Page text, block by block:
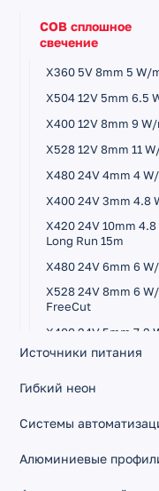
COB сплошное
свечение
X360 5V 8mm 5 W/
X504 12V 5mm 6.5
X400 12V 8mm 9
X528 12V 8mm 11
X480 24V 4mm 4
X400 24V 3mm 4.8
X420 24V 10mm
Long Run 15m
X480 24V 6mm 6
X528 24V 8mm 6
FreeCut
X400 24V 5mm 7.2
X320 24V 8mm 8 W/
X480 24V 8mm 8 W/
Long Run 10m
Pro Reel
DOT световая точка
Высокая
Высокая
Источники питания
Гибкий неон
Системы
Алюминиевые